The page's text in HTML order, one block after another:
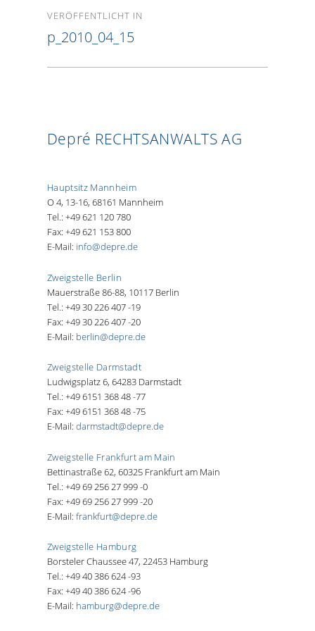
VERÖFFENTLICHT IN
p_2010_04_15
Depré RECHTSANWALTS AG
Hauptsitz Mannheim
O 4, 13-16, 68161 Mannheim
Tel.: +49 621 120 780
Fax: +49 621 153 800
E-Mail: info@depre.de
Zweigstelle Berlin
Mauerstraße 86-88, 10117 Berlin
Tel.: +49 30 226 407 -19
Fax: +49 30 226 407 -20
E-Mail: berlin@depre.de
Zweigstelle Darmstadt
Ludwigsplatz 6, 64283 Darmstadt
Tel.: +49 6151 368 48 -77
Fax: +49 6151 368 48 -75
E-Mail: darmstadt@depre.de
Zweigstelle Frankfurt am Main
Bettinastraße 62, 60325 Frankfurt am Main
Tel.: +49 69 256 27 999 -0
Fax: +49 69 256 27 999 -20
E-Mail: frankfurt@depre.de
Zweigstelle Hamburg
Borsteler Chaussee 47, 22453 Hamburg
Tel.: +49 40 386 624 -93
Fax: +49 40 386 624 -96
E-Mail: hamburg@depre.de